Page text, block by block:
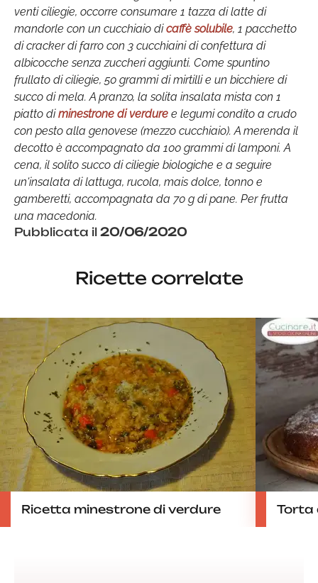
venti ciliegie, occorre consumare 1 tazza di latte di
mandorle con un cucchiaio dicaffè solubile, 1 pacchetto
di cracker di farro con 3 cucchiaini di confettura di
albicocche senza zuccheri aggiunti. Come spuntino
frullato di ciliegie, 50 grammi di mirtilli e un bicchiere di
succo di mela. A pranzo, la solita insalata mista con 1
piatto diminestrone di verdure e legumi condito a crudo
con pesto alla genovese (mezzo cucchiaio). A merenda il
decotto è accompagnato da 100 grammi di lamponi. A
cena, il solito succo di ciliegie biologiche e a seguire
un'insalata di lattuga, rucola, mais dolce, tonno e
gamberetti, accompagnata da 70 g di pane. Per frutta
una macedonia.
Pubblicata il 20/06/2020
Ricette correlate
Ricetta minestrone di verdure Torta